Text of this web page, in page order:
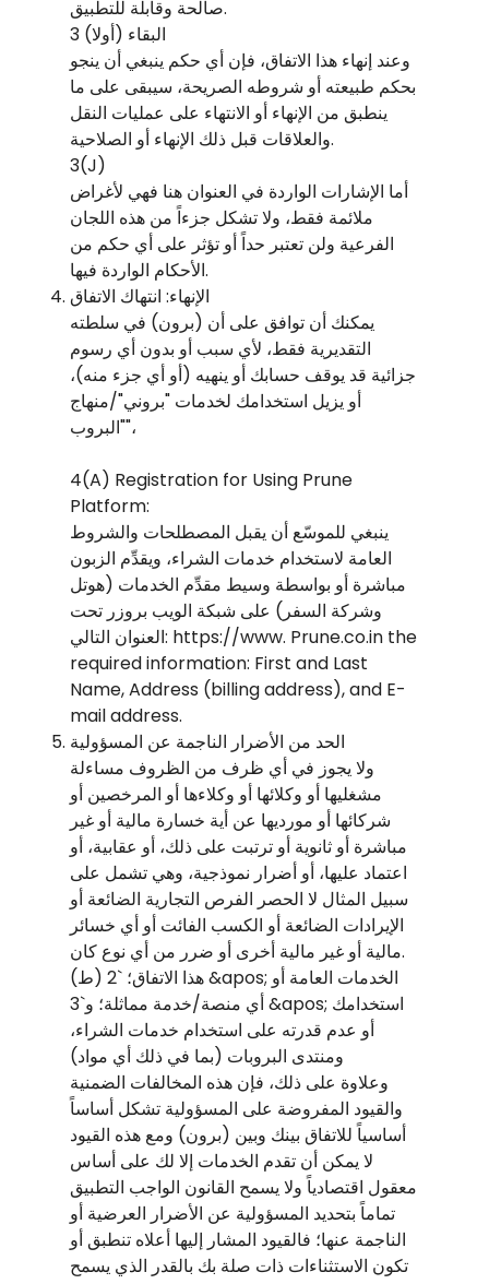
صالحة وقابلة للتطبيق.
3 (أولا) البقاء
وعند إنهاء هذا الاتفاق، فإن أي حكم ينبغي أن ينجو
بحكم طبيعته أو شروطه الصريحة، سيبقى على ما
ينطبق من الإنهاء أو الانتهاء على عمليات النقل
والعلاقات قبل ذلك الإنهاء أو الصلاحية.
3(J)
أما الإشارات الواردة في العنوان هنا فهي لأغراض
ملائمة فقط، ولا تشكل جزءاً من هذه اللجان
الفرعية ولن تعتبر حداً أو تؤثر على أي حكم من
الأحكام الواردة فيها.
الإنهاء: انتهاك الاتفاق
يمكنك أن توافق على أن (برون) في سلطته
التقديرية فقط، لأي سبب أو بدون أي رسوم
جزائية قد يوقف حسابك أو ينهيه (أو أي جزء منه)،
أو يزيل استخدامك لخدمات "بروني"/منهاج
"البروب"،
4(A) Registration for Using Prune
Platform:
ينبغي للموسّع أن يقبل المصطلحات والشروط
العامة لاستخدام خدمات الشراء، ويقدِّم الزبون
مباشرة أو بواسطة وسيط مقدِّم الخدمات (هوتل
وشركة السفر) على شبكة الويب بروزر تحت
العنوان التالي: https://www. Prune.co.in the
required information: First and Last
Name, Address (billing address), and E-
mail address.
الحد من الأضرار الناجمة عن المسؤولية
ولا يجوز في أي ظرف من الظروف مساءلة
مشغليها أو وكلائها أو وكلاءها أو المرخصين أو
شركائها أو مورديها عن أية خسارة مالية أو غير
مباشرة أو ثانوية أو ترتبت على ذلك، أو عقابية، أو
اعتماد عليها، أو أضرار نموذجية، وهي تشمل على
سبيل المثال لا الحصر الفرص التجارية الضائعة أو
الإيرادات الضائعة أو الكسب الفائت أو أي خسائر
مالية أو غير مالية أخرى أو ضرر من أي نوع كان.
(ط) هذا الاتفاق؛ `2 &apos; الخدمات العامة أو
أي منصة/خدمة مماثلة؛ و`3 &apos; استخدامك
أو عدم قدرته على استخدام خدمات الشراء،
ومنتدى البروبات (بما في ذلك أي مواد)
وعلاوة على ذلك، فإن هذه المخالفات الضمنية
والقيود المفروضة على المسؤولية تشكل أساساً
أساسياً للاتفاق بينك وبين (برون) ومع هذه القيود
لا يمكن أن تقدم الخدمات إلا لك على أساس
معقول اقتصادياً ولا يسمح القانون الواجب التطبيق
تماماً بتحديد المسؤولية عن الأضرار العرضية أو
الناجمة عنها؛ فالقيود المشار إليها أعلاه تنطبق أو
تكون الاستثناءات ذات صلة بك بالقدر الذي يسمح